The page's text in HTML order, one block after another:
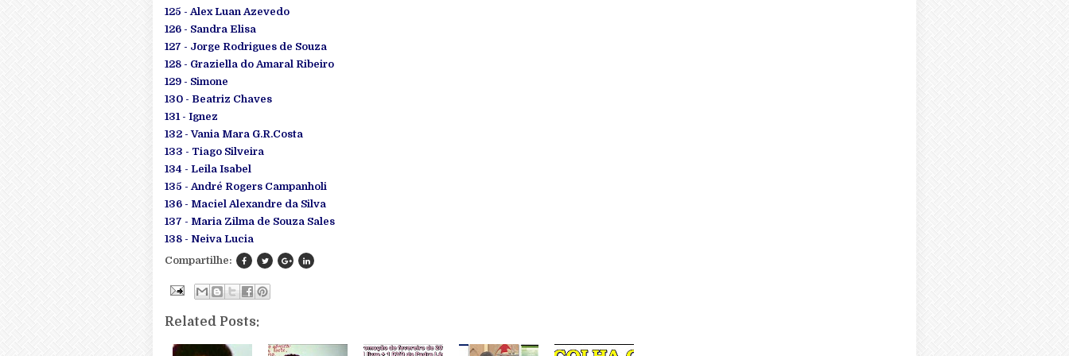
125 - Alex Luan Azevedo
126 - Sandra Elisa
127 - Jorge Rodrigues de Souza
128 - Graziella do Amaral Ribeiro
129 - Simone
130 - Beatriz Chaves
131 - Ignez
132 - Vania Mara G.R.Costa
133 - Tiago Silveira
134 - Leila Isabel
135 - André Rogers Campanholi
136 - Maciel Alexandre da Silva
137 - Maria Zilma de Souza Sales
138 - Neiva Lucia
Compartilhe:
Related Posts: